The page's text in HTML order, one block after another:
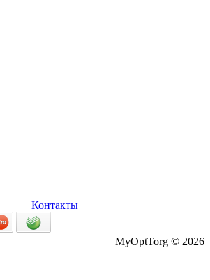
Контакты
MyOptTorg © 2026